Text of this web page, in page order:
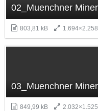
803,81 kB 1.694×2.258
849,99 kB 2.032×1.525